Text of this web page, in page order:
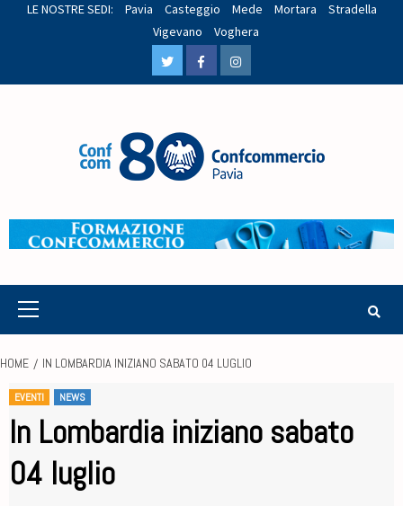
LE NOSTRE SEDI: Pavia Casteggio Mede Mortara
Stradella
Vigevano
Voghera
HOME IN LOMBARDIA INIZIANO SABATO 04 LUGLIO
EVENTI NEWS
In Lombardia iniziano sabato
04 luglio